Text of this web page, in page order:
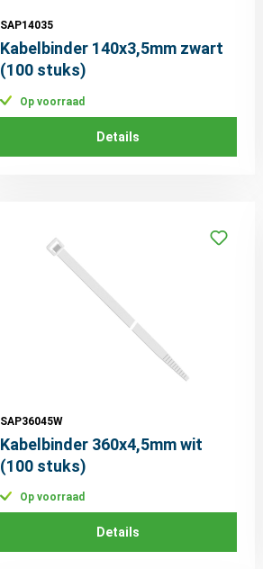
SAP14035
Kabelbinder 140x3,5mm zwart
(100 stuks)
Op voorraad
Details
SAP36045W
Kabelbinder 360x4,5mm wit
(100 stuks)
Op voorraad
Details